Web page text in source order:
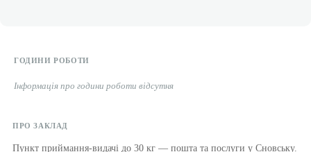
ГОДИНИ РОБОТИ
Інформація про години роботи відсутня
ПРО ЗАКЛАД
Пункт приймання-видачі до 30 кг — пошта та послуги у Сновську.